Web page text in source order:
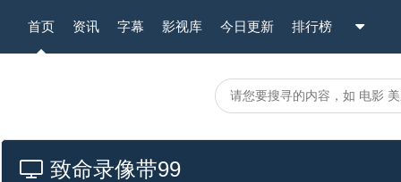
首页 资讯 字幕 影视库 今日更新 排行榜
致命录像带99